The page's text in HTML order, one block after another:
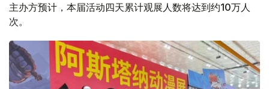
主办方预计，本届活动四天累计观展人数将达到约10万人
次。